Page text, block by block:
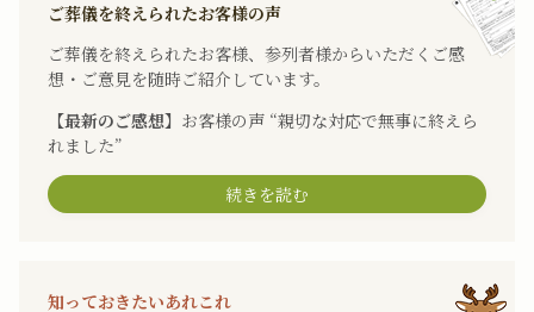
ご葬儀を終えられたお客様の声
ご葬儀を終えられたお客様、参列者様からいただくご感
想・ご意見を随時ご紹介しています。
【最新のご感想】 お客様の声 “親切な対応で無事に終えら
れました”
続きを読む
知っておきたいあれこれ